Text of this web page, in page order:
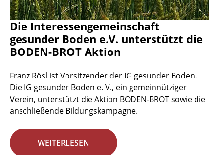
Die Interessengemeinschaft
gesunder Boden e.V. unterstützt die
BODEN-BROT Aktion
Franz Rösl ist Vorsitzender der IG gesunder Boden.
Die IG gesunder Boden e. V., ein gemeinnütziger
Verein, unterstützt die Aktion BODEN-BROT sowie die
anschließende Bildungskampagne.
WEITERLESEN